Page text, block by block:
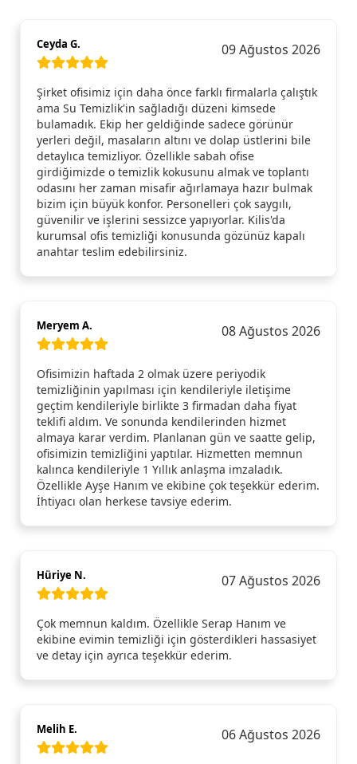
Ceyda G. 09 Ağustos 2026
Şirket ofisimiz için daha önce farklı firmalarla çalıştık
ama Su Temizlik'in sağladığı düzeni kimsede
bulamadık. Ekip her geldiğinde sadece görünür
yerleri değil, masaların altını ve dolap üstlerini bile
detaylıca temizliyor. Özellikle sabah ofise
girdiğimizde o temizlik kokusunu almak ve toplantı
odasını her zaman misafir ağırlamaya hazır bulmak
bizim için büyük konfor. Personelleri çok saygılı,
güvenilir ve işlerini sessizce yapıyorlar. Kilis'da
kurumsal ofis temizliği konusunda gözünüz kapalı
anahtar teslim edebilirsiniz.
Meryem A. 08 Ağustos 2026
Ofisimizin haftada 2 olmak üzere periyodik
temizliğinin yapılması için kendileriyle iletişime
geçtim kendileriyle birlikte 3 firmadan daha fiyat
teklifi aldım. Ve sonunda kendilerinden hizmet
almaya karar verdim. Planlanan gün ve saatte gelip,
ofisimizin temizliğini yaptılar. Hizmetten memnun
kalınca kendileriyle 1 Yıllık anlaşma imzaladık.
Özellikle Ayşe Hanım ve ekibine çok teşekkür ederim.
İhtiyacı olan herkese tavsiye ederim.
Hüriye N. 07 Ağustos 2026
Çok memnun kaldım. Özellikle Serap Hanım ve
ekibine evimin temizliği için gösterdikleri hassasiyet
ve detay için ayrıca teşekkür ederim.
Melih E. 06 Ağustos 2026